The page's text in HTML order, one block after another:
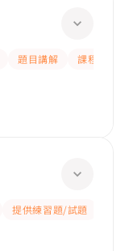
題目講解
課程設計
提供練習題/試題